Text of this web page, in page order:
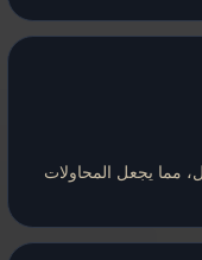
مما يجعل المحاولات